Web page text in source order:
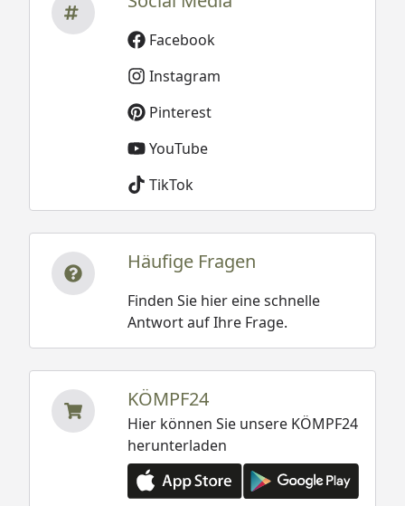
Facebook
Instagram
Pinterest
YouTube
TikTok
Häufige Fragen
Finden Sie hier eine schnelle
Antwort auf Ihre Frage.
KÖMPF24
Hier können Sie unsere KÖMPF24
herunterladen